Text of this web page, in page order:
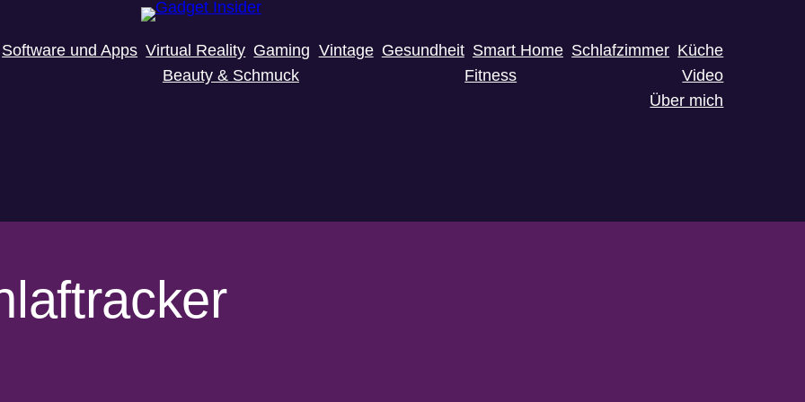
Software und Apps Virtual Reality Gaming Vintage Gesundheit Smart Home Schlafzimmer Küche
Beauty & Schmuck Fitness
Video
Über mich